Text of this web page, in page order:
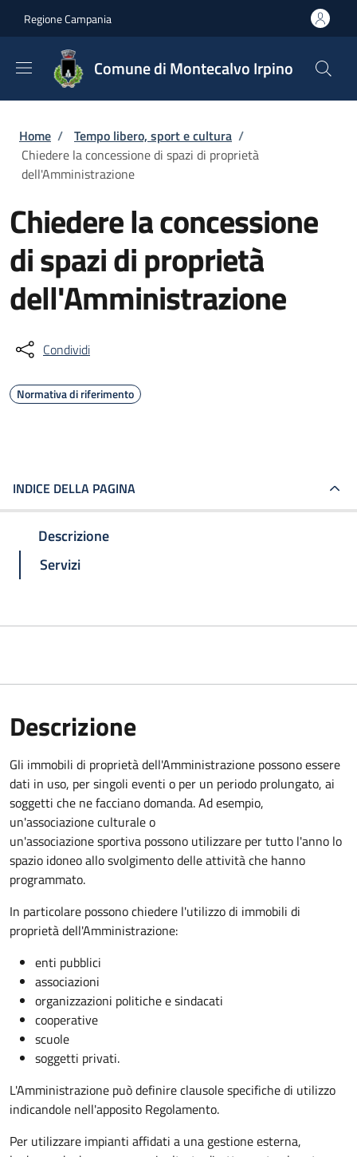
Regione Campania
Comune di Montecalvo Irpino
Briciole di pane
Home / Tempo libero, sport e cultura /
Chiedere la concessione di spazi di proprietà
dell'Amministrazione
Chiedere la concessione
di spazi di proprietà
dell'Amministrazione
Condividi
Normativa di riferimento
INDICE DELLA PAGINA
Descrizione
Servizi
Descrizione
Gli immobili di proprietà dell'Amministrazione possono essere
dati in uso, per singoli eventi o per un periodo prolungato, ai
soggetti che ne facciano domanda. Ad esempio,
un'associazione culturale o
un'associazione sportiva possono utilizzare per tutto l'anno lo
spazio idoneo allo svolgimento delle attività che hanno
programmato.
In particolare possono chiedere l'utilizzo di immobili di
proprietà dell'Amministrazione:
enti pubblici
associazioni
organizzazioni politiche e sindacati
cooperative
scuole
soggetti privati.
L'Amministrazione può definire clausole specifiche di utilizzo
indicandole nell'apposito Regolamento.
Per utilizzare impianti affidati a una gestione esterna,